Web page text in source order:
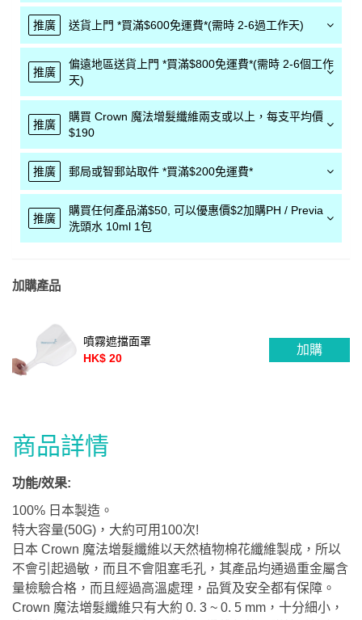
推廣 送貨上門 *買滿$600免運費*(需時 2-6過工作天)
推廣
偏遠地區送貨上門 *買滿$800免運費*(需時 2-6個工作
天)
推廣
購買 Crown 魔法增髮纖維兩支或以上，每支平均價
$190
推廣 郵局或智郵站取件 *買滿$200免運費*
推廣
購買任何產品滿$50, 可以優惠價$2加購PH / Previa
洗頭水 10ml 1包
加購產品
噴霧遮擋面罩
HK$ 20
加購
商品詳情
功能/效果:
100% 日本製造。
特大容量(50G)，大約可用100次!
日本 Crown 魔法增髮纖維以天然植物棉花纖維製成，所以
不會引起過敏，而且不會阻塞毛孔，其產品均通過重金屬含
量檢驗合格，而且經過高溫處理，品質及安全都有保障。
Crown 魔法增髮纖維只有大約 0. 3 ~ 0. 5 mm，十分細小，